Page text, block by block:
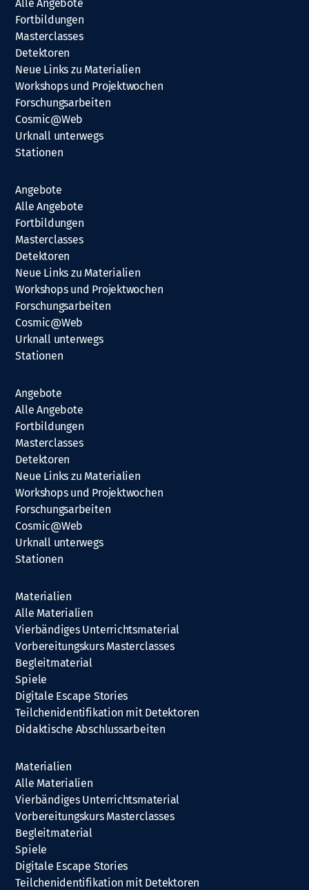
Alle Angebote
Fortbildungen
Masterclasses
Detektoren
Neue Links zu Materialien
Workshops und Projektwochen
Forschungsarbeiten
Cosmic@Web
Urknall unterwegs
Stationen
Angebote
Alle Angebote
Fortbildungen
Masterclasses
Detektoren
Neue Links zu Materialien
Workshops und Projektwochen
Forschungsarbeiten
Cosmic@Web
Urknall unterwegs
Stationen
Angebote
Alle Angebote
Fortbildungen
Masterclasses
Detektoren
Neue Links zu Materialien
Workshops und Projektwochen
Forschungsarbeiten
Cosmic@Web
Urknall unterwegs
Stationen
Materialien
Alle Materialien
Vierbändiges Unterrichtsmaterial
Vorbereitungskurs Masterclasses
Begleitmaterial
Spiele
Digitale Escape Stories
Teilchenidentifikation mit Detektoren
Didaktische Abschlussarbeiten
Materialien
Alle Materialien
Vierbändiges Unterrichtsmaterial
Vorbereitungskurs Masterclasses
Begleitmaterial
Spiele
Digitale Escape Stories
Teilchenidentifikation mit Detektoren